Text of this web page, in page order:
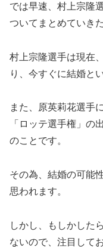
では早速、村上宗隆
ついてまとめていき
村上宗隆選手は現在
り、今すぐに結婚と
また、原英莉花選手
「ロッテ選手権」の
のことです。
その為、結婚の可能
思われます。
しかし、もしかした
ないので、注目して